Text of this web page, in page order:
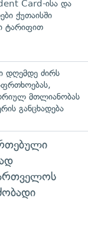
Card-ისა და
ქუთაისში
ტარიფით
დღემდე ძირს
მთლიანობას
განცხადება